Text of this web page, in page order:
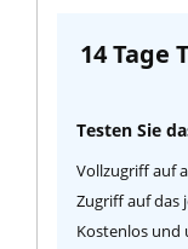
14 Tage
Testen Sie
Vollzugriff auf
Zugriff auf das
Kostenlos und